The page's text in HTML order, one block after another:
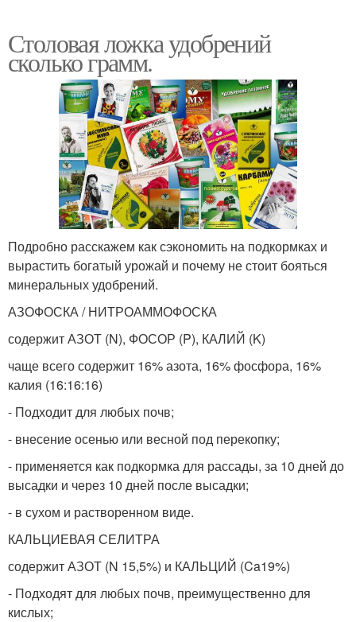
Столовая ложка удобрений
сколько грамм.
Подробно расскажем как сэкономить на подкормках и
вырастить богатый урожай и почему не стоит бояться
минеральных удобрений.
АЗОФОСКА / НИТРОАММОФОСКА
содержит АЗОТ (N), ФОСОР (P), КАЛИЙ (K)
чаще всего содержит 16% азота, 16% фосфора, 16%
калия (16:16:16)
- Подходит для любых почв;
- внесение осенью или весной под перекопку;
- применяется как подкормка для рассады, за 10 дней до
высадки и через 10 дней после высадки;
- в сухом и растворенном виде.
КАЛЬЦИЕВАЯ СЕЛИТРА
содержит АЗОТ (N 15,5%) и КАЛЬЦИЙ (Ca19%)
- Подходят для любых почв, преимущественно для
кислых;